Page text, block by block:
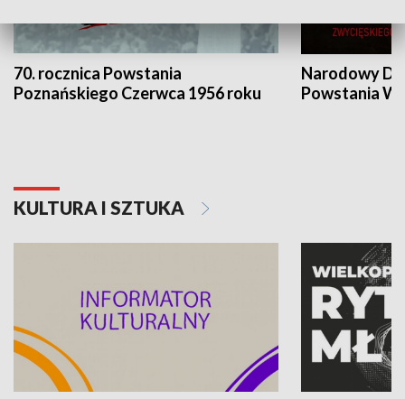
70. rocznica Powstania
Poznańskiego Czerwca 1956 roku
Narodowy
Powstania
KULTURA I SZTUKA